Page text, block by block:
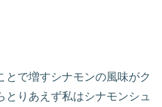
で増すシナモンの風味がク
りあえず私はシナモンシュ